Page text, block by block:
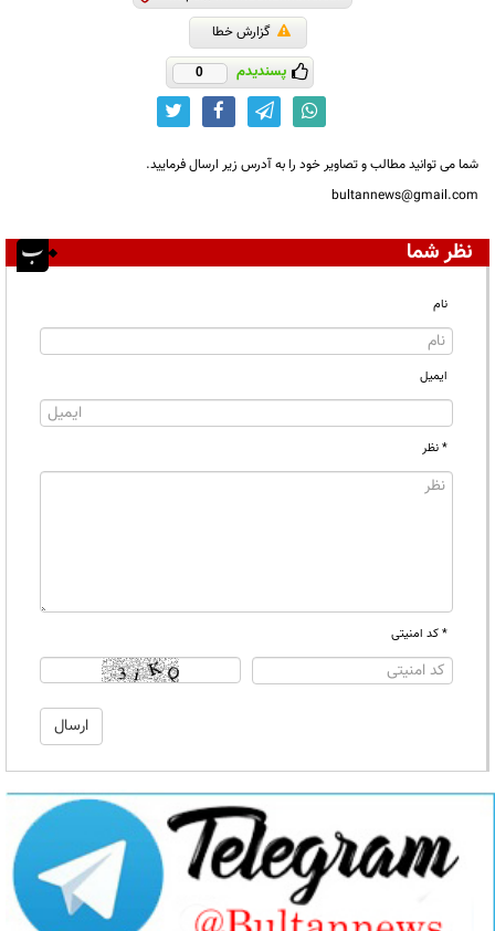
گزارش خطا
پسندیدم 0
شما می توانید مطالب و تصاویر خود را به آدرس زیر ارسال فرمایید.
bultannews@gmail.com
نظر شما
نام
ایمیل
* نظر
* کد امنیتی